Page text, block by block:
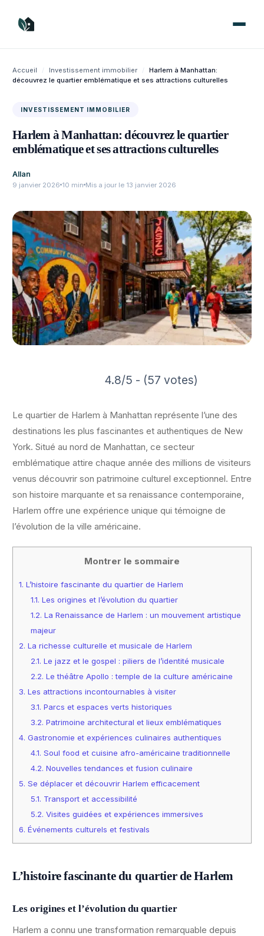
contenu
Accueil / Investissement immobilier /
Harlem à Manhattan:
découvrez le quartier emblématique et ses attractions culturelles
INVESTISSEMENT IMMOBILIER
Harlem à Manhattan: découvrez le quartier
emblématique et ses attractions culturelles
Allan
9 janvier 2026 10 min Mis a jour le 13 janvier 2026
4.8/5 - (57 votes)
Le quartier de Harlem à Manhattan représente l’une des
destinations les plus fascinantes et authentiques de New
York. Situé au nord de Manhattan, ce secteur
emblématique attire chaque année des millions de visiteurs
venus découvrir son patrimoine culturel exceptionnel. Entre
son histoire marquante et sa renaissance contemporaine,
Harlem offre une expérience unique qui témoigne de
l’évolution de la ville américaine.
Montrer le sommaire
1. L’histoire fascinante du quartier de Harlem
1.1. Les origines et l’évolution du quartier
1.2. La Renaissance de Harlem : un mouvement artistique
majeur
2. La richesse culturelle et musicale de Harlem
2.1. Le jazz et le gospel : piliers de l’identité musicale
2.2. Le théâtre Apollo : temple de la culture américaine
3. Les attractions incontournables à visiter
3.1. Parcs et espaces verts historiques
3.2. Patrimoine architectural et lieux emblématiques
4. Gastronomie et expériences culinaires authentiques
4.1. Soul food et cuisine afro-américaine traditionnelle
4.2. Nouvelles tendances et fusion culinaire
5. Se déplacer et découvrir Harlem efficacement
5.1. Transport et accessibilité
5.2. Visites guidées et expériences immersives
6. Événements culturels et festivals
L’histoire fascinante du quartier de Harlem
Les origines et l’évolution du quartier
Harlem a connu une transformation remarquable depuis